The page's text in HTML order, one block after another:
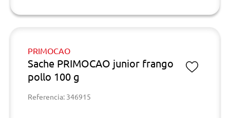
PRIMOCAO
Sache PRIMOCAO junior frango
pollo 100 g
Referencia: 346915